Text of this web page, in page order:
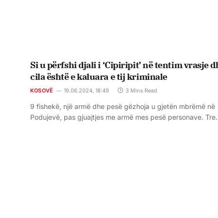
Si u përfshi djali i ‘Cipiripit’ në tentim vrasje
cila është e kaluara e tij kriminale
KOSOVË 19.06.2024, 18:49 3 Mins Read
9 fishekë, një armë dhe pesë gëzhoja u gjetën mbrëmë në
Podujevë, pas gjuajtjes me armë mes pesë personave.